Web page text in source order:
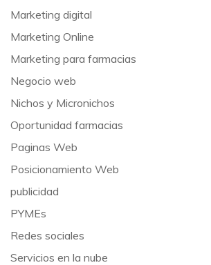
Marketing digital
Marketing Online
Marketing para farmacias
Negocio web
Nichos y Micronichos
Oportunidad farmacias
Paginas Web
Posicionamiento Web
publicidad
PYMEs
Redes sociales
Servicios en la nube